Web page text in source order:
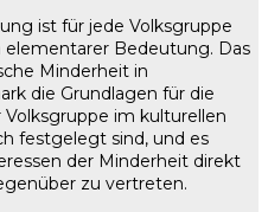
ist für jede Volksgruppe
Bedeutung. Das
Minderheit in
die Grundlagen für die
im kulturellen
festgelegt sind, und es
der Minderheit direkt
zu vertreten.